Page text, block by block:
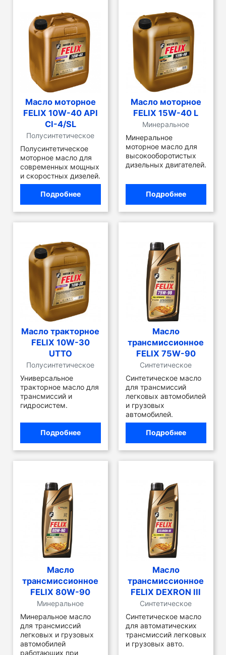
Масло моторное
FELIX 10W-40 API
CI-4/SL
Полусинтетическое
Полусинтетическое
моторное масло для
современных мощных
и скоростных дизелей.
Подробнее
Масло моторное
FELIX 15W-40 L
Минеральное
Минеральное
моторное масло для
высокооборотистых
дизельных двигателей.
Подробнее
Масло тракторное
FELIX 10W-30
UTTO
Полусинтетическое
Универсальное
тракторное масло для
трансмиссий и
гидросистем.
Подробнее
Масло
трансмиссионное
FELIX 75W-90
Синтетическое
Cинтетическое масло
для трансмиссий
легковых автомобилей
и грузовых
автомобилей.
Подробнее
Масло
трансмиссионное
FELIX 80W-90
Минеральное
Минеральное масло
для трансмиссий
легковых и грузовых
автомобилей
работающих при
Масло
трансмиссионное
FELIX DEXRON III
Синтетическое
Синтетическое масло
для автоматических
трансмиссий легковых
и грузовых авто.